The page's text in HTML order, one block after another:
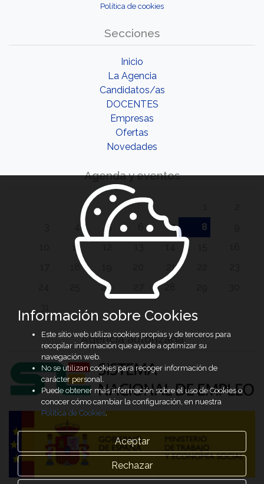
Política de cookies
Secciones
Inicio
La Agencia
Candidatos/as
DOCENTES
Empresas
Ofertas
Novedades
Agenda y eventos
5 7 8
11
21
26 28
Agencia autorizada
Información sobre Cookies
Este sitio web utiliza cookies propias y de terceros para
recopilar información que ayude a optimizar su
navegación web.
No se utilizan cookies para recoger información de
carácter personal.
Puede obtener más información sobre el uso de Cookies o
conocer cómo cambiar la configuración, en nuestra
Política de Cookies.
Aceptar
Rechazar